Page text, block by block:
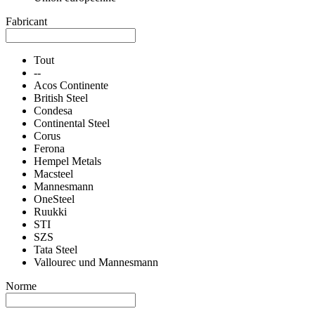
Fabricant
Tout
--
Acos Continente
British Steel
Condesa
Continental Steel
Corus
Ferona
Hempel Metals
Macsteel
Mannesmann
OneSteel
Ruukki
STI
SZS
Tata Steel
Vallourec und Mannesmann
Norme